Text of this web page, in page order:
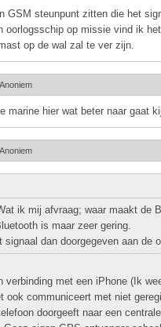
GSM steunpunt zitten die het
oorlogsschip op missie vind ik
op de wal zal te ver zijn.
Anoniem
marine hier wat beter naar gaat
Anoniem
ik mij afvraag; waar maakt de
is maar zeer gering.
signaal dan doorgegeven aan de
verbinding met een iPhone (Ik
ook communiceert met niet
doorgeeft naar een